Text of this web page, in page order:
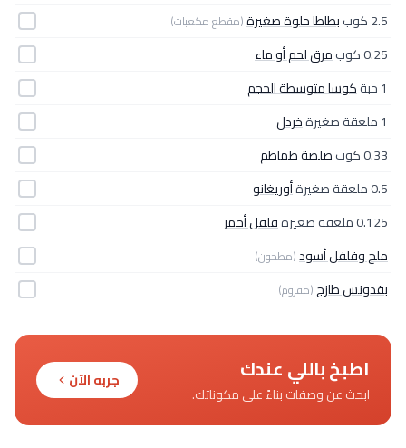
2.5 كوب
بطاطا حلوة صغيرة(مقطع مكعبات)
0.25 كوب
مرق لحم أو ماء
1 حبة
كوسا متوسطة الحجم
1 ملعقة صغيرة
خردل
0.33 كوب
صلصة طماطم
0.5 ملعقة صغيرة
أوريغانو
0.125 ملعقة صغيرة
فلفل أحمر
ملح وفلفل أسود(مطحون)
بقدونس طازج(مفروم)
اطبخ باللي عندك
ابحث عن وصفات بناءً على مكوناتك.
جربه الآن